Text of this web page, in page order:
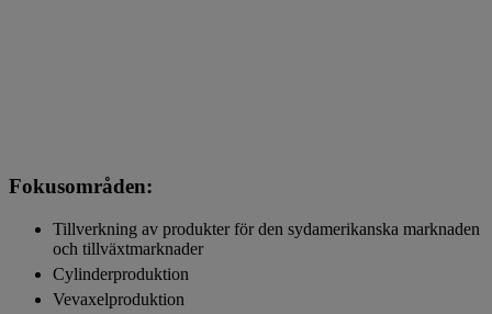
Fokusområden:
Tillverkning av produkter för den sydamerikanska marknaden
och tillväxtmarknader
Cylinderproduktion
Vevaxelproduktion